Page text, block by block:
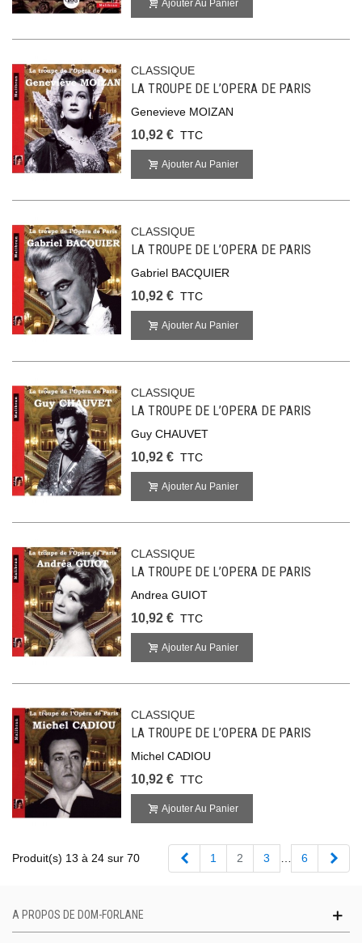
Ajouter Au Panier
CLASSIQUE
LA TROUPE DE L’OPERA DE PARIS
Genevieve MOIZAN
10,92 € TTC
Ajouter Au Panier
CLASSIQUE
LA TROUPE DE L’OPERA DE PARIS
Gabriel BACQUIER
10,92 € TTC
Ajouter Au Panier
CLASSIQUE
LA TROUPE DE L’OPERA DE PARIS
Guy CHAUVET
10,92 € TTC
Ajouter Au Panier
CLASSIQUE
LA TROUPE DE L’OPERA DE PARIS
Andrea GUIOT
10,92 € TTC
Ajouter Au Panier
CLASSIQUE
LA TROUPE DE L’OPERA DE PARIS
Michel CADIOU
10,92 € TTC
Ajouter Au Panier
Produit(s) 13 à 24 sur 70 Précédent
1 2 3 6
A PROPOS DE DOM-FORLANE